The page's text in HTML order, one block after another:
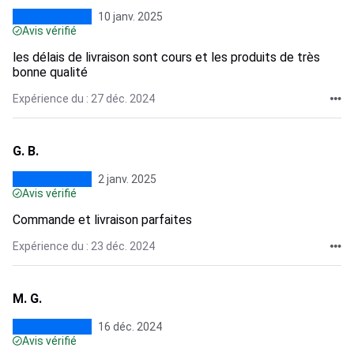
10 janv. 2025
Avis vérifié
les délais de livraison sont cours et les produits de très
bonne qualité
Expérience du : 27 déc. 2024
G. B.
2 janv. 2025
Avis vérifié
Commande et livraison parfaites
Expérience du : 23 déc. 2024
M. G.
16 déc. 2024
Avis vérifié